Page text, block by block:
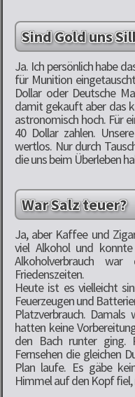
Sind Gold uns
Ja. Ich persönlich habe
für Munition
Dollar oder Deutsche
damit gekauft aber das
astronomisch hoch. Für
40 Dollar zahlen.
wertlos. Nur durch
die uns beim Überleben
War Salz teuer?
Ja, aber Kaffee und
viel Alkohol und
Alkoholverbrauch
Friedenszeiten.
Heute ist es vielleicht
Feuerzeugen und
Platzverbrauch. Damals
hatten keine
den Bach runter ging.
Fernsehen die gleichen
Plan laufe. Es gäbe
Himmel auf den Kopf